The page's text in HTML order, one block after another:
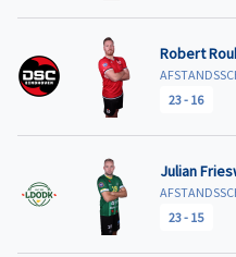
Robert
23- 16
Julian
23- 15